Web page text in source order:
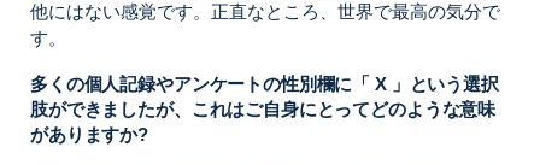
他にはない感覚です。正直なところ、世界で最高の気分で
す。
多くの個人記録やアンケートの性別欄に「 X 」という選択
肢ができましたが、これはご自身にとってどのような意味
がありますか?